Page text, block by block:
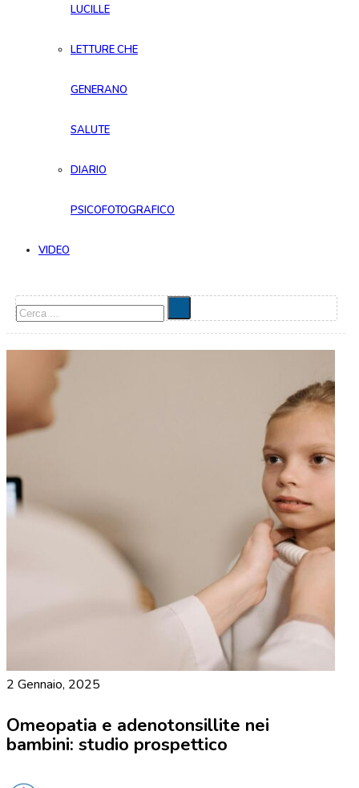
LUCILLE
LETTURE CHE
GENERANO
SALUTE
DIARIO
PSICOFOTOGRAFICO
VIDEO
Cerca
2 Gennaio, 2025
Omeopatia e adenotonsillite nei
bambini: studio prospettico